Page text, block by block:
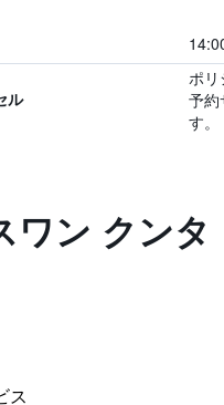
ル
ポリ
予約
す。
ワン クン
ス